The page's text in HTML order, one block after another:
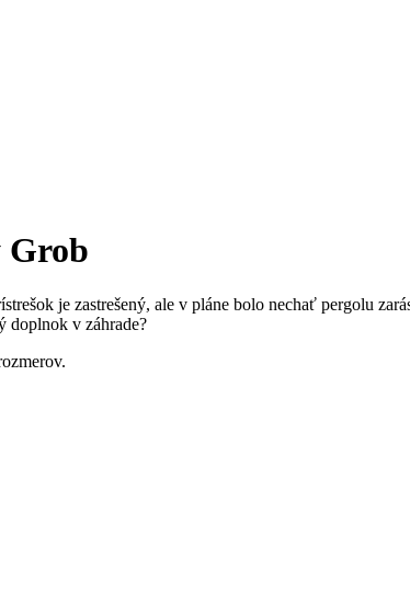
Grob
je zastrešený, ale v pláne bolo nechať pergolu
doplnok v záhrade?